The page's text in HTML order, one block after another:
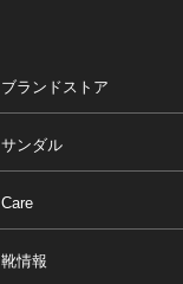
ブランドストア
サンダル
Care
靴情報